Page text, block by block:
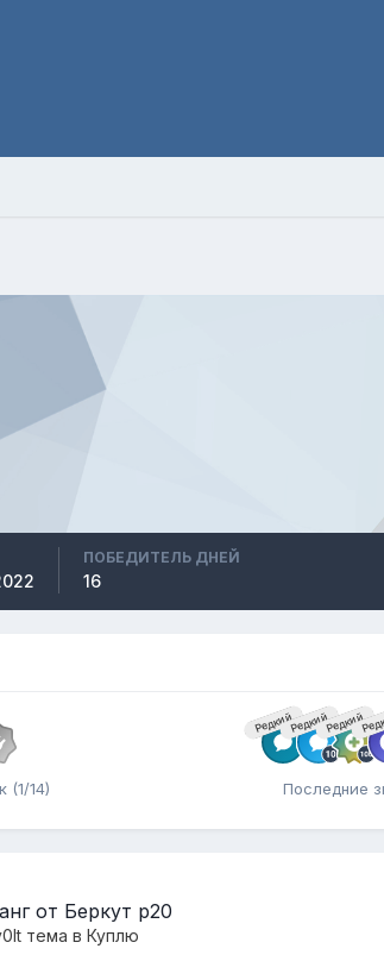
ПОБЕДИТЕЛЬ ДНЕЙ
16
(1/14)
РедкийРедкийРедкий
Последние
от Беркут р20
тема в Куплю